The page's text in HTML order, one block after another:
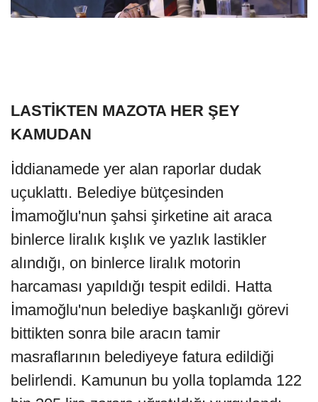
LASTİKTEN MAZOTA HER ŞEY
KAMUDAN
İddianamede yer alan raporlar dudak
uçuklattı. Belediye bütçesinden
İmamoğlu'nun şahsi şirketine ait araca
binlerce liralık kışlık ve yazlık lastikler
alındığı, on binlerce liralık motorin
harcaması yapıldığı tespit edildi. Hatta
İmamoğlu'nun belediye başkanlığı görevi
bittikten sonra bile aracın tamir
masraflarının belediyeye fatura edildiği
belirlendi. Kamunun bu yolla toplamda 122